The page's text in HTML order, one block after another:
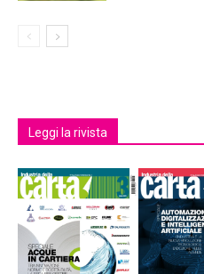
Leggi la rivista